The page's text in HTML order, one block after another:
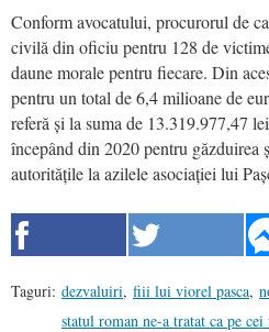
Conform avocatului, procurorul de
civilă din oficiu pentru 128 de
daune morale pentru fiecare. Din
pentru un total de 6,4 milioane de
referă și la suma de 13.319.977,47
începând din 2020 pentru găzduirea
autoritățile la azilele asociației lui
Taguri: dezvaluiri, fiii lui viorel pasca,
statul roman ne-a tratat ca pe